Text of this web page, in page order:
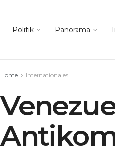
Politik Panorama
Home Internationales